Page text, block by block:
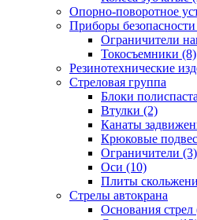
Опорно-поворотное
Приборы
Ограничители
Токосъемники (8)
Резинотехнические
Стреловая группа
Блоки
Втулки (2)
Канаты
Крюковые
Ограничители (3)
Оси (10)
Плиты
Стрелы автокрана
Основания стрел